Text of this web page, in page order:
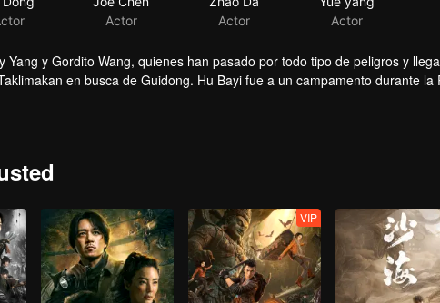
Yang y Gordito Wang, quienes han pasado por todo tipo de peligros y
en busca de Guidong. Hu Bayi fue a un campamento durante la
único libro que le quedaba en su familia: Técnicas Secretas de Yin y Yang
de Taklimakan y entró en el Guidong subterránea. Hay numerosos
VIP